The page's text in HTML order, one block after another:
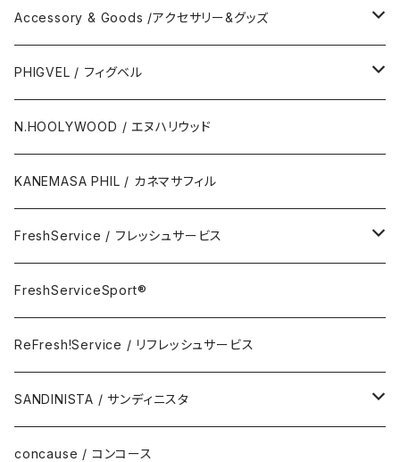
Polo Short Shirt / 半袖ポロシャツ
Accessory & Goods /アクセサリー&グッズ
Wallet & Coincase
Card Case
Key Hook
Room Spray
Accessory
Eyewear
PHIGVEL / フィグベル
The Permanent / パーマネント
N.HOOLYWOOD / エヌハリウッド
KANEMASA PHIL / カネマサフィル
FreshService / フレッシュサービス
FreshServiceSport®
ReFresh!Service / リフレッシュサービス
FreshServiceSport®
ReFresh!Service / リフレッシュサービス
SANDINISTA / サンディニスタ
DAILY STANDARD
concause / コンコース